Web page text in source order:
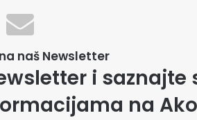
naš Newsletter
i saznajte
na